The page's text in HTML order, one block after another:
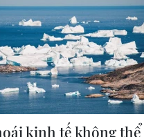
kinh tế không thể